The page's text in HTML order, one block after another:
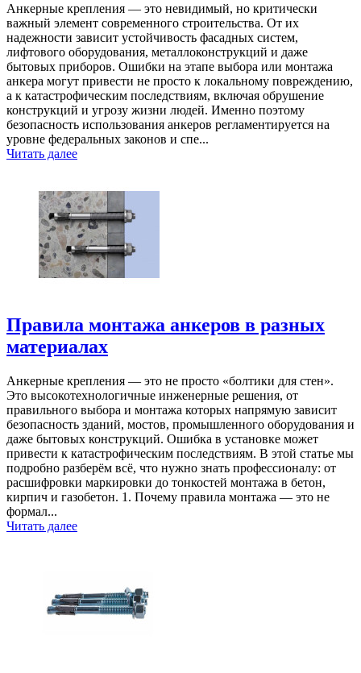
Анкерные крепления — это невидимый, но критически
важный элемент современного строительства. От их
надежности зависит устойчивость фасадных систем,
лифтового оборудования, металлоконструкций и даже
бытовых приборов. Ошибки на этапе выбора или монтажа
анкера могут привести не просто к локальному повреждению,
а к катастрофическим последствиям, включая обрушение
конструкций и угрозу жизни людей. Именно поэтому
безопасность использования анкеров регламентируется на
уровне федеральных законов и спе...
Читать далее
Правила монтажа анкеров в разных
материалах
Анкерные крепления — это не просто «болтики для стен».
Это высокотехнологичные инженерные решения, от
правильного выбора и монтажа которых напрямую зависит
безопасность зданий, мостов, промышленного оборудования и
даже бытовых конструкций. Ошибка в установке может
привести к катастрофическим последствиям. В этой статье мы
подробно разберём всё, что нужно знать профессионалу: от
расшифровки маркировки до тонкостей монтажа в бетон,
кирпич и газобетон. 1. Почему правила монтажа — это не
формал...
Читать далее